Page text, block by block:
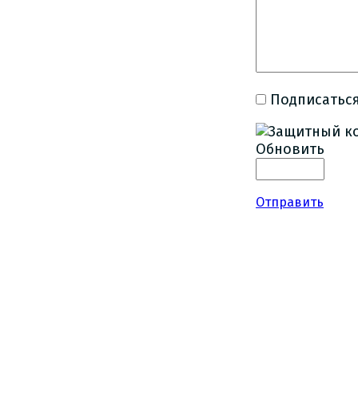
Обновить
Отправить